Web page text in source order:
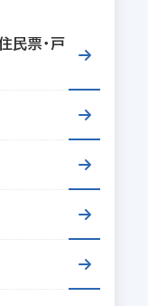
民票・戸